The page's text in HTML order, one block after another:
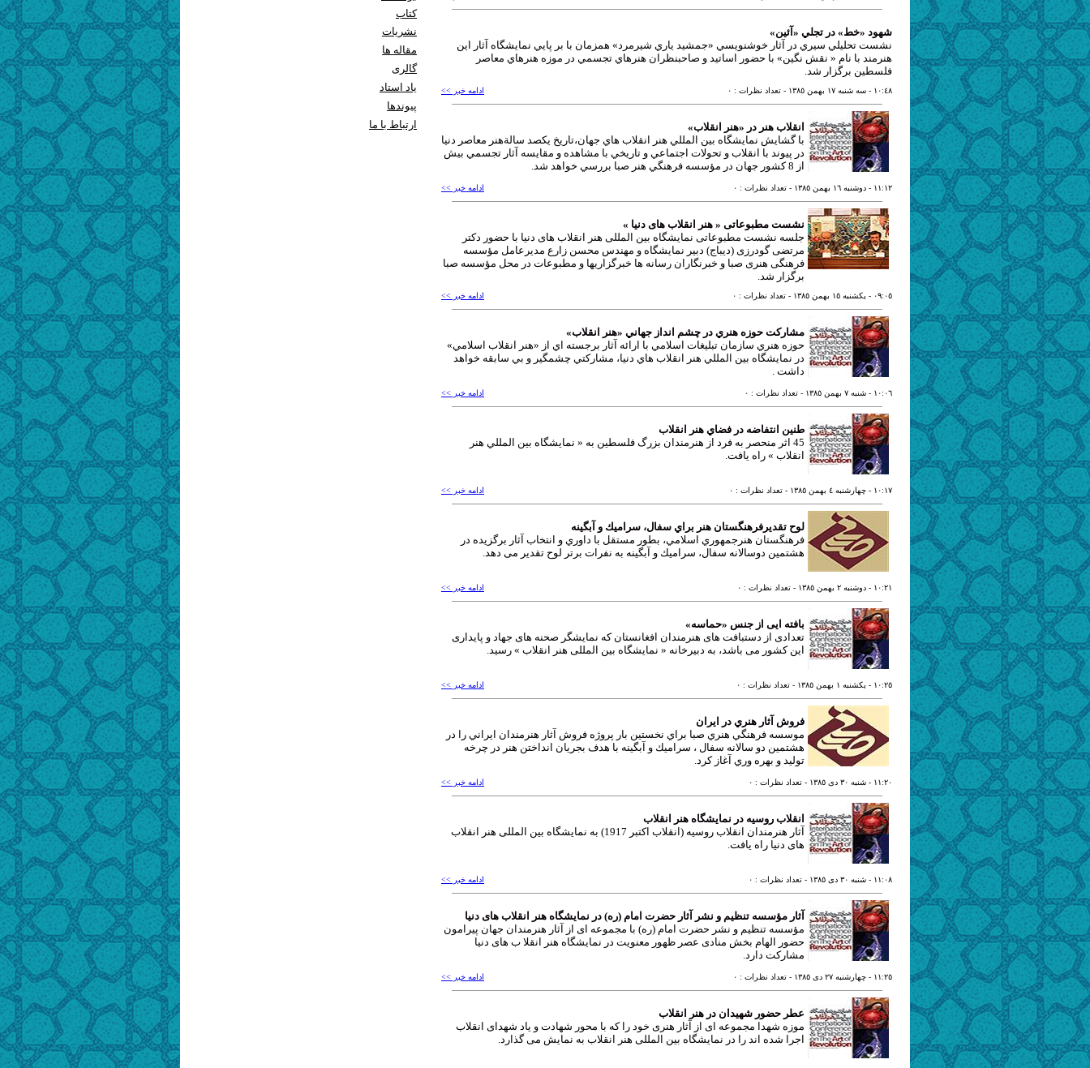
کتاب
نشریات
مقاله ها
گالری
یاد استاد
پيوندها
ارتباط با ما
شهود «خط» در تجلي «آئين»
نشست تحليلي سيري در آثار خوشنويسي «جمشيد ياري شيرمرد» همزمان با بر پايي نمايشگاه آثار اين
هنرمند با نام « نقش نگين» با حضور اساتيد و صاحبنظران هنرهاي تجسمي در موزه هنرهاي معاصر
فلسطين برگزار شد.
١٠:٤٨ - سه شنبه ١٧ بهمن ١٣٨٥ - تعداد نظرات : ٠ ادامه خبر >>
انقلاب هنر در «هنر انقلاب»
با گشايش نمايشگاه بين المللي هنر انقلاب هاي جهان،تاريخ يكصد سالةهنر معاصر دنيا
در پيوند با انقلاب و تحولات اجتماعي و تاريخي با مشاهده و مقايسه آثار تجسمي بيش
از 8 كشور جهان در مؤسسه فرهنگي هنر صبا بررسي خواهد شد.
١١:١٢ - دوشنبه ١٦ بهمن ١٣٨٥ - تعداد نظرات : ٠ ادامه خبر >>
نشست مطبوعاتی « هنر انقلاب های دنیا »
جلسه نشست مطبوعاتی نمایشگاه بین المللی هنر انقلاب های دنیا با حضور دکتر
مرتضی گودرزی (دیباج) دبیر نمایشگاه و مهندس محسن زارع مدیرعامل مؤسسه
فرهنگی هنری صبا و خبرنگاران رسانه ها خبرگزاریها و مطبوعات در محل مؤسسه صبا
برگزار شد.
٠٩:٠٥ - يکشنبه ١٥ بهمن ١٣٨٥ - تعداد نظرات : ٠ ادامه خبر >>
مشاركت حوزه هنري در چشم انداز جهاني «هنر انقلاب»
حوزه هنري سازمان تبليغات اسلامي با ارائه آثار برجسته اي از «هنر انقلاب اسلامي»
در نمايشگاه بين المللي هنر انقلاب هاي دنيا، مشاركتي چشمگير و بي سابقه خواهد
داشت .
١٠:٠٦ - شنبه ٧ بهمن ١٣٨٥ - تعداد نظرات : ٠ ادامه خبر >>
طنين انتفاضه در فضاي هنر انقلاب
45 اثر منحصر به فرد از هنرمندان بزرگ فلسطين به « نمايشگاه بين المللي هنر
انقلاب » راه يافت.
١٠:١٧ - چهارشنبه ٤ بهمن ١٣٨٥ - تعداد نظرات : ٠ ادامه خبر >>
لوح تقدیرفرهنگستان هنر براي سفال، سراميك و آبگينه
فرهنگستان هنرجمهوري اسلامي، بطور مستقل با داوري و انتخاب آثار برگزيده در
هشتمين دوسالانه سفال، سراميك و آبگينه به نفرات برتر لوح تقدیر می دهد.
١٠:٢١ - دوشنبه ٢ بهمن ١٣٨٥ - تعداد نظرات : ٠ ادامه خبر >>
بافته ایی از جنس «حماسه»
تعدادی از دستبافت های هنرمندان افغانستان که نمایشگر صحنه های جهاد و پایداری
این کشور می باشد، به دبیرخانه « نمایشگاه بین المللی هنر انقلاب » رسید.
١٠:٢٥ - يکشنبه ١ بهمن ١٣٨٥ - تعداد نظرات : ٠ ادامه خبر >>
فروش آثار هنري در ايران
موسسه فرهنگي هنري صبا براي نخستين بار پروژه فروش آثار هنرمندان ايراني را در
هشتمين دو سالانه سفال ، سراميك و آبگينه با هدف بجريان انداختن هنر در چرخه
توليد و بهره وري آغاز كرد.
١١:٢٠ - شنبه ٣٠ دی ١٣٨٥ - تعداد نظرات : ٠ ادامه خبر >>
انقلاب روسیه در نمایشگاه هنر انقلاب
آثار هنرمندان انقلاب روسیه (انقلاب اکتبر 1917) به نمایشگاه بین المللی هنر انقلاب
های دنیا راه یافت.
١١:٠٨ - شنبه ٣٠ دی ١٣٨٥ - تعداد نظرات : ٠ ادامه خبر >>
آثار مؤسسه تنظیم و نشر آثار حضرت امام (ره) در نمایشگاه هنر انقلاب های دنیا
مؤسسه تنظیم و نشر حضرت امام (ره) با مجموعه ای از آثار هنرمندان جهان پیرامون
حضور الهام بخش منادی عصر ظهور معنویت در نمایشگاه هنر انقلا ب های دنیا
مشارکت دارد.
١١:٢٥ - چهارشنبه ٢٧ دی ١٣٨٥ - تعداد نظرات : ٠ ادامه خبر >>
عطر حضور شهیدان در هنر انقلاب
موزه شهدا مجموعه ای از آثار هنری خود را که با محور شهادت و یاد شهدای انقلاب
اجرا شده اند را در نمایشگاه بین المللی هنر انقلاب به نمایش می گذارد.